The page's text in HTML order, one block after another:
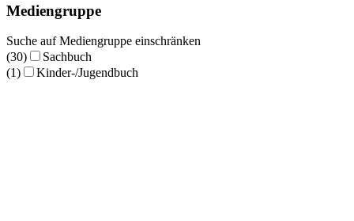
Mediengruppe
Suche auf Mediengruppe einschränken
(30)
Sachbuch
(1)
Kinder-/Jugendbuch